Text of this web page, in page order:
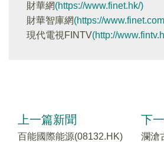
財華網(https://www.finet.hk/)
財華智庫網(https://
現代電視FINTV(http://
上一篇新聞
百能國際能源(08132.HK)
下
瀾滄